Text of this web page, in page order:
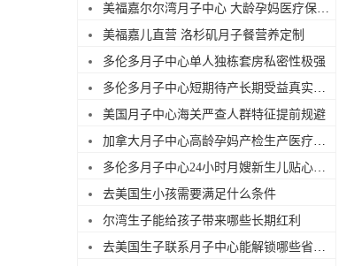
美福嘉尔尔湾月子中心 大龄孕妈医疗保障足
美福嘉儿直营 洛杉矶月子餐营养定制
多伦多月子中心单人独栋套房私密性极强
多伦多月子中心短期待产长期受益真实解读
美国月子中心海关严查人群特征提前规避
加拿大月子中心高龄孕妈产检生产医疗服务优势
多伦多月子中心24小时月嫂新生儿贴心照料
去美国生小孩需要满足什么条件
尔湾生子能给孩子带来哪些长期红利
去美国生子联系月子中心能解锁哪些省心服务